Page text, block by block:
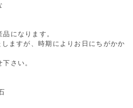
になります。
ますが、時期によりお日にちがかか
さい。